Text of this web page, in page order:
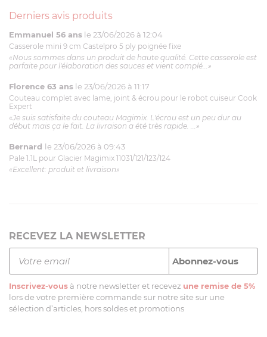
Derniers avis produits
Emmanuel 56 ans le 23/06/2026 à 12:04
Casserole mini 9 cm Castelpro 5 ply poignée fixe
«Nous sommes dans un produit de haute qualité. Cette casserole est
parfaite pour l'élaboration des sauces et vient complé...»
Florence 63 ans le 23/06/2026 à 11:17
Couteau complet avec lame, joint & écrou pour le robot cuiseur Cook
Expert
«Je suis satisfaite du couteau Magimix. L'écrou est un peu dur au
début mais ça le fait. La livraison a été très rapide. ...»
Bernard le 23/06/2026 à 09:43
Pale 1.1L pour Glacier Magimix 11031/121/123/124
«Excellent: produit et livraison»
RECEVEZ LA NEWSLETTER
Inscrivez-vous à notre newsletter et recevez une remise de 5%
lors de votre première commande sur notre site sur une
sélection d’articles, hors soldes et promotions